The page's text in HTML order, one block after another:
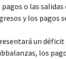
o las salidas
y los pagos
un déficit
los